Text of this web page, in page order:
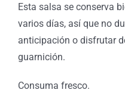
Esta salsa se conserva
varios días, así que no
anticipación o disfrutar
guarnición.
Consuma fresco.